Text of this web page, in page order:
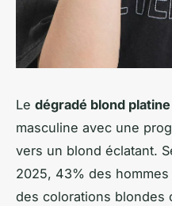
Le dégradé blond platine
masculine avec une
vers un blond éclatant.
2025, 43% des
des colorations blondes